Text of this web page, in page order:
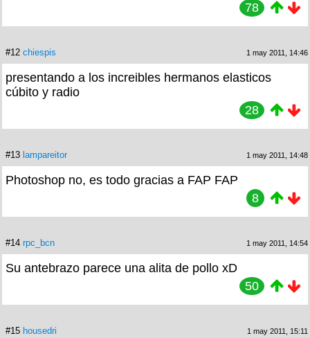
78
#12 chiespis 1 may 2011, 14:46
presentando a los increibles hermanos elasticos
cúbito y radio
28
#13 lampareitor 1 may 2011, 14:48
Photoshop no, es todo gracias a FAP FAP
8
#14 rpc_bcn 1 may 2011, 14:54
Su antebrazo parece una alita de pollo xD
50
#15 housedri 1 may 2011, 15:11